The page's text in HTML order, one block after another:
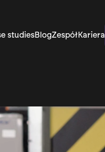
studiesBlogZespółKariera